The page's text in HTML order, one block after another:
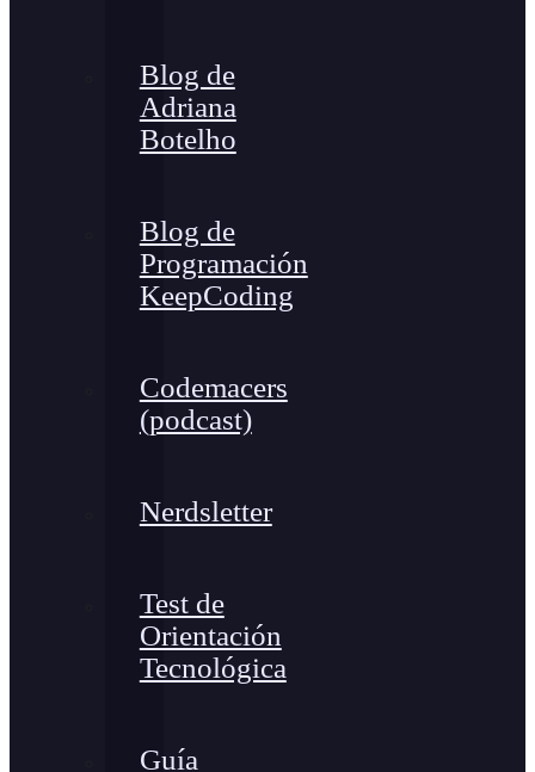
Blog de
Adriana
Botelho
Blog de
Programación
KeepCoding
Codemacers
(podcast)
Nerdsletter
Test de
Orientación
Tecnológica
Guía